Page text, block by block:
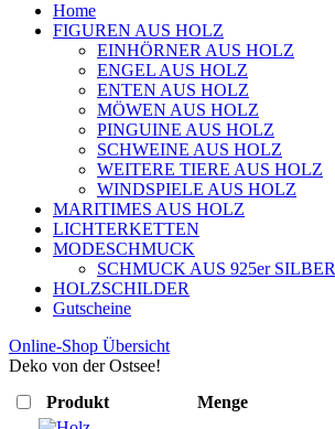
Home
FIGUREN AUS HOLZ
EINHÖRNER AUS HOLZ
ENGEL AUS HOLZ
ENTEN AUS HOLZ
MÖWEN AUS HOLZ
PINGUINE AUS HOLZ
SCHWEINE AUS HOLZ
WEITERE TIERE AUS HOLZ
WINDSPIELE AUS HOLZ
MARITIMES AUS HOLZ
LICHTERKETTEN
MODESCHMUCK
SCHMUCK AUS 925er SILBER
HOLZSCHILDER
Gutscheine
Online-Shop Übersicht
Deko von der Ostsee!
Produkt
Menge